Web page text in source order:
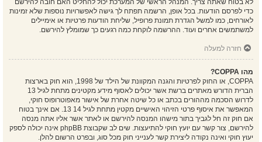
לא בטוח שאתה צריך. המנהל הראשי של המערכת יכול להחליט האם חובה להירשם
כדי לפרסם הודעות. בכל אופן, הרשמה תפתח לך גישה לאפשרויות נוספות שלא זמינות
לאורחים, כמו למשל הגדרת תמונת פרופיל, שליחת הודעות פרטיות או אימיילים
למשתמשים אחרים ועוד. ההרשמה לוקחת כמה רגעים כך שמומלץ להירשם.
חזרה למעלה
מהו COPPA?
COPPA, או החוק לפרטיות והגנה המקוונת של הילד של 1998, הוא חוק בארצות
הברית הדורש מאתרים ברשת אשר יכולים לאסוף מידע מקטינים מתחת לגיל 13
לדרוש הסכמה מההורים בכתב או כל שיטה אחרת של אישור מאפוטרופוס חוקי,
המאפשר את איסוף פרטי הזיהוי האישיים מקטין מתחת לגיל 14 13. אם אינך בטוח
אם חוק זה חל לגביך בתור מישהו המנסה להירשם או לאתר אשר אליו אתה מנסה
להירשם, צור קשר עם יועץ חוקי להתיעצות. שים לב שקבוצת phpBB אינה יכולה לספק
יעוץ חוקי ואינה נקודה ליצירת קשר לענייני חוק מכל סוג, ובפרט הרשום להלן.